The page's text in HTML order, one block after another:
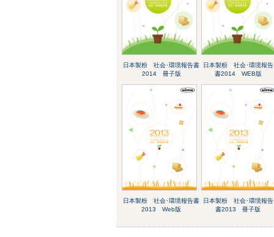
日本製粉 社会･環境報告書
2014 冊子版
日本製粉 社会･環境報告
書2014 WEB版
日本製粉 社会･環境報告書
2013 Web版
日本製粉 社会･環境報告
書2013 冊子版